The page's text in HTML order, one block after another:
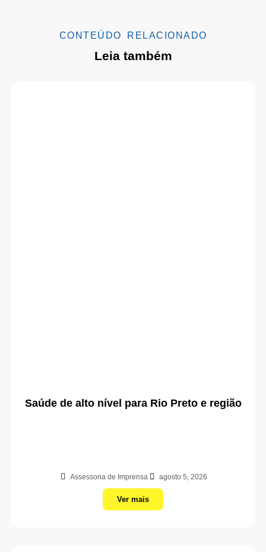
CONTEÚDO RELACIONADO
Leia também
Saúde de alto nível para Rio Preto e região
Assessoria de Imprensa agosto 5, 2026
Ver mais